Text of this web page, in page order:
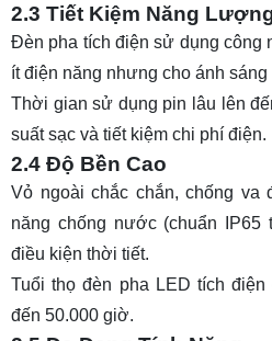
2.3 Tiết Kiệm Năng
Đèn pha tích điện sử dụng công
ít điện năng nhưng cho ánh sáng
Thời gian sử dụng pin lâu lên
suất sạc và tiết kiệm chi phí điện.
2.4 Độ Bền Cao
Vỏ ngoài chắc chắn, chống va
năng chống nước (chuẩn
điều kiện thời tiết.
Tuổi thọ đèn pha LED tích
đến 50.000 giờ.